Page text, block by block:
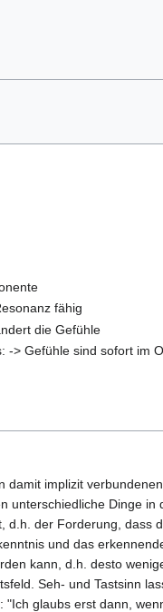
fähig
die Gefühle
-> Gefühle sind sofort im
implizit
unterschiedliche Dinge
der Forderung, dass
und das
kann, d.h. desto
Seh- und Tastsinn
glaubs erst dann,